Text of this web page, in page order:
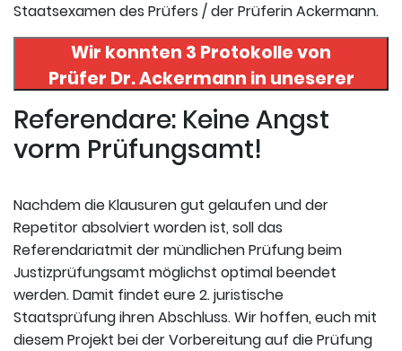
Staatsexamen des Prüfers / der Prüferin Ackermann.
Wir konnten 3 Protokolle von
Prüfer Dr. Ackermann in uneserer
Datenbank finden. Hier
registrieren und die Protokolle
abrufen.
Referendare: Keine Angst
vorm Prüfungsamt!
Nachdem die Klausuren gut gelaufen und der
Repetitor absolviert worden ist, soll das
Referendariatmit der mündlichen Prüfung beim
Justizprüfungsamt möglichst optimal beendet
werden. Damit findet eure 2. juristische
Staatsprüfung ihren Abschluss. Wir hoffen, euch mit
diesem Projekt bei der Vorbereitung auf die Prüfung